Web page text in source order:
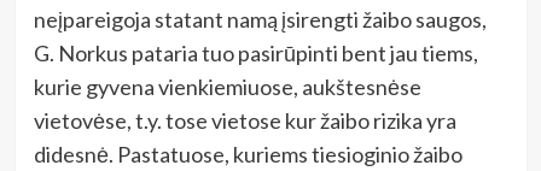
neįpareigoja statant namą įsirengti žaibo saugos,
G. Norkus pataria tuo pasirūpinti bent jau tiems,
kurie gyvena vienkiemiuose, aukštesnėse
vietovėse, t.y. tose vietose kur žaibo rizika yra
didesnė. Pastatuose, kuriems tiesioginio žaibo